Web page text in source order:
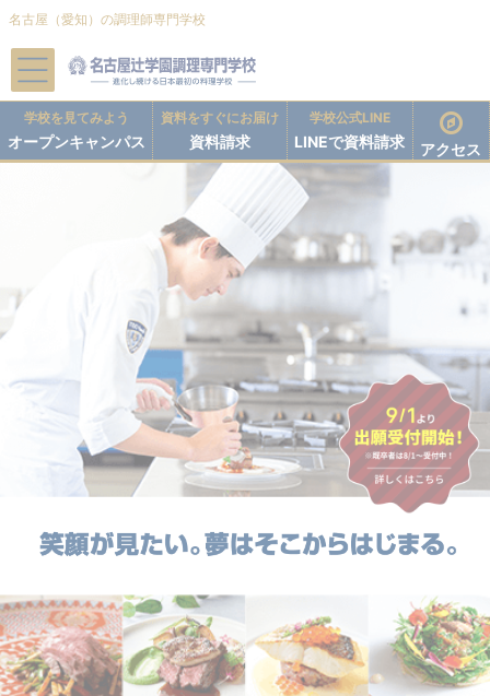
名古屋（愛知）の調理師専門学校
学校を見てみよう
オープンキャンパス
資料をすぐにお届け
資料請求
学校公式LINE
LINEで資料請求 アクセス